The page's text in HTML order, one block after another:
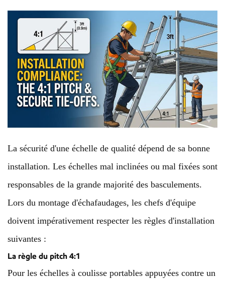
La sécurité d'une échelle de qualité dépend de sa bonne
installation. Les échelles mal inclinées ou mal fixées sont
responsables de la grande majorité des basculements.
Lors du montage d'échafaudages, les chefs d'équipe
doivent impérativement respecter les règles d'installation
suivantes :
La règle du pitch 4:1
Pour les échelles à coulisse portables appuyées contre un